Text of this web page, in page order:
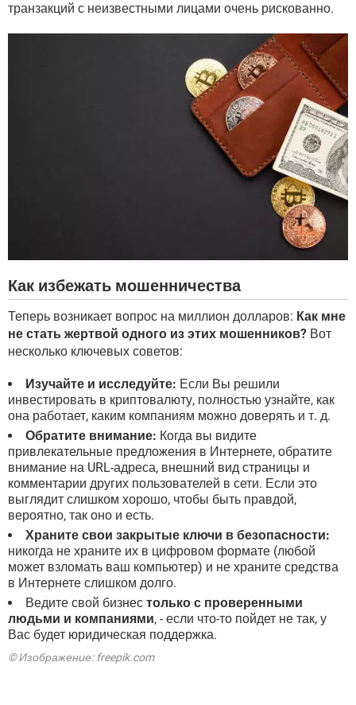
транзакций с неизвестными лицами очень рискованно.
Как избежать мошенничества
Теперь возникает вопрос на миллион долларов: Как мне
не стать жертвой одного из этих мошенников? Вот
несколько ключевых советов:
Изучайте и исследуйте: Если Вы решили
инвестировать в криптовалюту, полностью узнайте, как
она работает, каким компаниям можно доверять и т. д.
Обратите внимание: Когда вы видите
привлекательные предложения в Интернете, обратите
внимание на URL-адреса, внешний вид страницы и
комментарии других пользователей в сети. Если это
выглядит слишком хорошо, чтобы быть правдой,
вероятно, так оно и есть.
Храните свои закрытые ключи в безопасности:
никогда не храните их в цифровом формате (любой
может взломать ваш компьютер) и не храните средства
в Интернете слишком долго.
Ведите свой бизнес только с проверенными
людьми и компаниями, - если что-то пойдет не так, у
Вас будет юридическая поддержка.
© Изображение: freepik.com